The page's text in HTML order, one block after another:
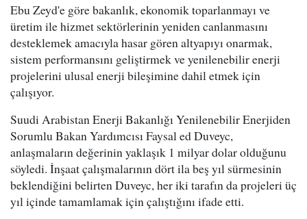
Ebu Zeyd'e göre bakanlık, ekonomik toparlanmayı ve
üretim ile hizmet sektörlerinin yeniden canlanmasını
desteklemek amacıyla hasar gören altyapıyı onarmak,
sistem performansını geliştirmek ve yenilenebilir enerji
projelerini ulusal enerji bileşimine dahil etmek için
çalışıyor.
Suudi Arabistan Enerji Bakanlığı Yenilenebilir Enerjiden
Sorumlu Bakan Yardımcısı Faysal ed Duveyc,
anlaşmaların değerinin yaklaşık 1 milyar dolar olduğunu
söyledi. İnşaat çalışmalarının dört ila beş yıl sürmesinin
beklendiğini belirten Duveyc, her iki tarafın da projeleri üç
yıl içinde tamamlamak için çalıştığını ifade etti.